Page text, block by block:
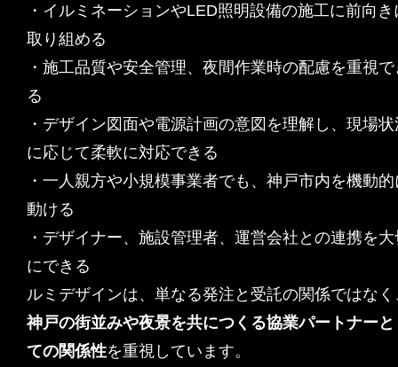
・イルミネーションやLED照明設備の施工に前向き
取り組める
・施工品質や安全管理、夜間作業時の配慮を重視で
る
・デザイン図面や電源計画の意図を理解し、現場状
に応じて柔軟に対応できる
・一人親方や小規模事業者でも、神戸市内を機動的
動ける
・デザイナー、施設管理者、運営会社との連携を大
にできる
ルミデザインは、単なる発注と受託の関係ではなく
神戸の街並みや夜景を共につくる協業パートナーと
ての関係性を重視しています。